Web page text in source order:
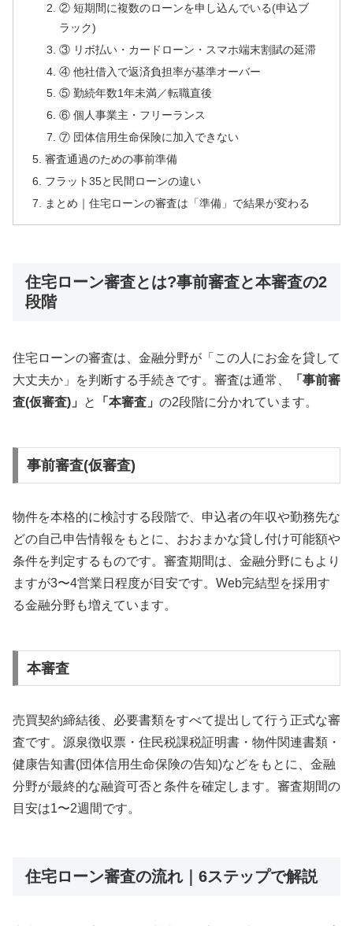
② 短期間に複数のローンを申し込んでいる(申込ブ
ラック)
③ リボ払い・カードローン・スマホ端末割賦の延滞
④ 他社借入で返済負担率が基準オーバー
⑤ 勤続年数1年未満／転職直後
⑥ 個人事業主・フリーランス
⑦ 団体信用生命保険に加入できない
審査通過のための事前準備
フラット35と民間ローンの違い
まとめ｜住宅ローンの審査は「準備」で結果が変わる
住宅ローン審査とは?事前審査と本審査の2
段階
住宅ローンの審査は、金融分野が「この人にお金を貸して
大丈夫か」を判断する手続きです。審査は通常、
「事前審
査(仮審査)」
と 「本審査」 の2段階に分かれています。
事前審査(仮審査)
物件を本格的に検討する段階で、申込者の年収や勤務先な
どの自己申告情報をもとに、おおまかな貸し付け可能額や
条件を判定するものです。審査期間は、金融分野にもより
ますが3〜4営業日程度が目安です。Web完結型を採用す
る金融分野も増えています。
本審査
売買契約締結後、必要書類をすべて提出して行う正式な審
査です。源泉徴収票・住民税課税証明書・物件関連書類・
健康告知書(団体信用生命保険の告知)などをもとに、金融
分野が最終的な融資可否と条件を確定します。審査期間の
目安は1〜2週間です。
住宅ローン審査の流れ｜6ステップで解説